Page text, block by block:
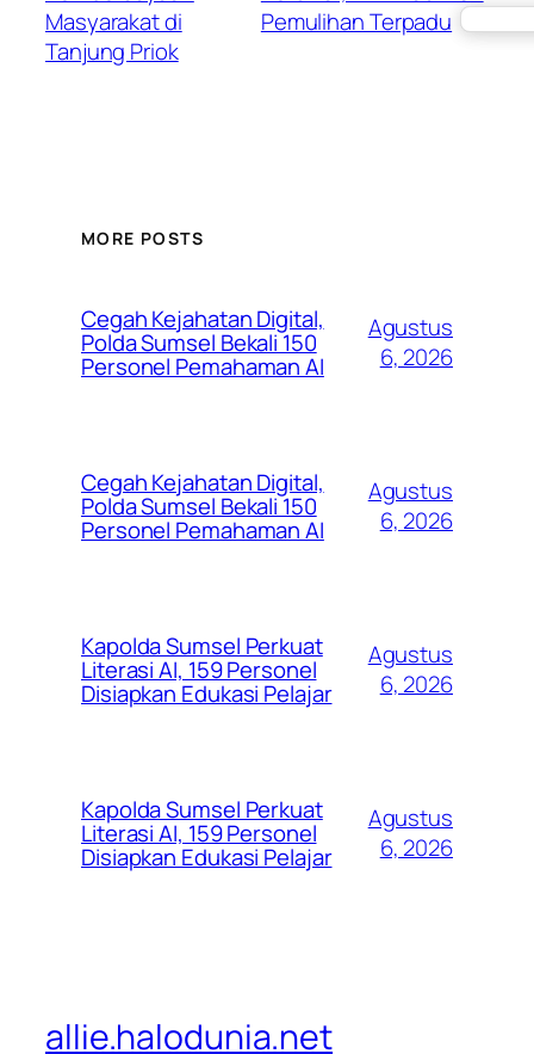
Masyarakat di
Tanjung Priok
Pemulihan Terpadu
MORE POSTS
Cegah Kejahatan Digital,
Polda Sumsel Bekali 150
Personel Pemahaman AI
Agustus
6, 2026
Cegah Kejahatan Digital,
Polda Sumsel Bekali 150
Personel Pemahaman AI
Agustus
6, 2026
Kapolda Sumsel Perkuat
Literasi AI, 159 Personel
Disiapkan Edukasi Pelajar
Agustus
6, 2026
Kapolda Sumsel Perkuat
Literasi AI, 159 Personel
Disiapkan Edukasi Pelajar
Agustus
6, 2026
allie.halodunia.net